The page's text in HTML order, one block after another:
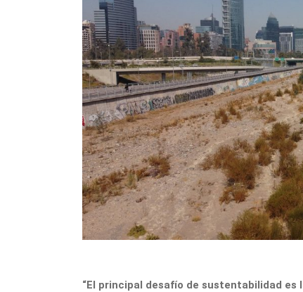
“El principal desafío de sustentabilidad